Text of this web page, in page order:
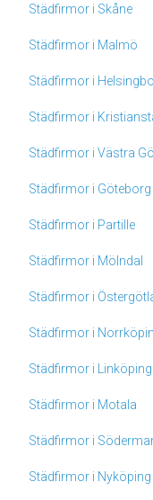
Städfirmor i Skåne
Städfirmor i Malmö
Städfirmor i
Städfirmor i
Städfirmor i Västra
Städfirmor i Göteborg
Städfirmor i Partille
Städfirmor i Mölndal
Städfirmor i
Städfirmor i
Städfirmor i Linköping
Städfirmor i Motala
Städfirmor i
Städfirmor i Nyköping